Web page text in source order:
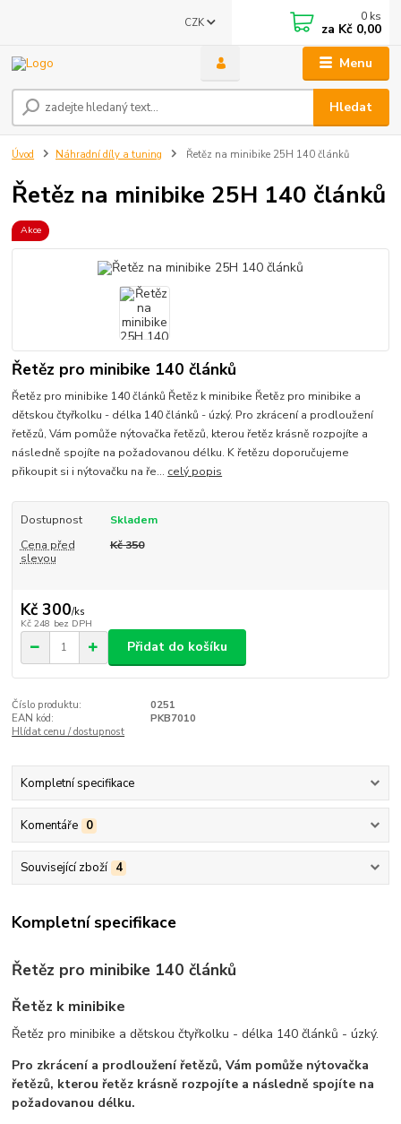
Menu
CZK
Hledat
0 ks
za Kč 0,00
Úvod Náhradní díly a tuning Řetěz na minibike 25H 140 článků
Řetěz na minibike 25H 140 článků
Akce
Řetěz pro minibike 140 článků
Řetěz pro minibike 140 článků Řetěz k minibike Řetěz pro minibike a
dětskou čtyřkolku - délka 140 článků - úzký. Pro zkrácení a prodloužení
řetězů, Vám pomůže nýtovačka řetězů, kterou řetěz krásně rozpojíte a
následně spojíte na požadovanou délku. K řetězu doporučujeme
přikoupit si i nýtovačku na ře... celý popis
Dostupnost
Skladem
Cena před
slevou
Kč 350
Kč 300/ks
Kč 248 bez DPH
Přidat do košíku
Číslo produktu:
0251
EAN kód:
PKB7010
Hlídat cenu / dostupnost
Kompletní specifikace
Komentáře 0
Související zboží 4
Kompletní specifikace
Řetěz pro minibike 140 článků
Řetěz k minibike
Řetěz pro minibike a dětskou čtyřkolku - délka 140 článků - úzký.
Pro zkrácení a prodloužení řetězů, Vám pomůže nýtovačka
řetězů, kterou řetěz krásně rozpojíte a následně spojíte na
požadovanou délku.